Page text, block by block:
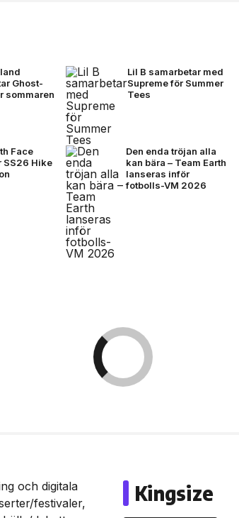
Ghost-
sommaren
Lil B samarbetar med
Supreme för Summer
Tees
Face
SS26 Hike
Den enda tröjan alla
kan bära – Team Earth
lanseras inför
fotbolls-VM 2026
och digitala
festivaler,
Kingsize